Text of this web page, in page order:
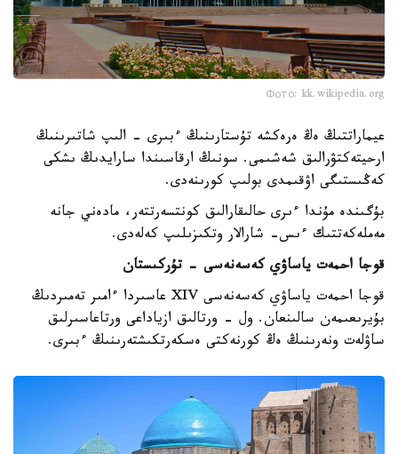
Фото: kk.wikipedia.org
عيماراتتىڭ ەڭ ەرەكشە تۇستارىنىڭ ءبىرى - الىپ شاتىرىنىڭ
ارحيتەكتۋرالىق شەشىمى. سونىڭ ارقاسىندا سارايدىڭ ىشكى
كەڭىستىگى اۋقىمدى بولىپ كورىنەدى.
بۇگىندە مۇندا ءىرى حالىقارالىق كونتسەرتتەر، مادەني جانە
مەملەكەتتىك ءىس- شارالار وتكىزىلىپ كەلەدى.
قوجا احمەت ياساۋي كەسەنەسى - تۇركىستان
قوجا احمەت ياساۋي كەسەنەسى XIV عاسىردا ءامىر تەمىردىڭ
بۇيرىعىمەن سالىنعان. ول - ورتالىق ازياداعى ورتاعاسىرلىق
ساۋلەت ونەرىنىڭ ەڭ كورنەكتى ەسكەرتكىشتەرىنىڭ ءبىرى.